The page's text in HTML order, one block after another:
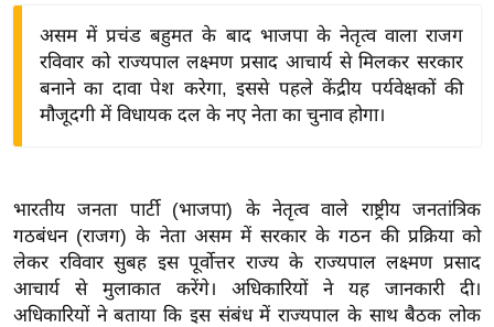
द्यो
वि
शे
ष
ज्ञ
असम में प्रचंड बहुमत के बाद भाजपा के नेतृत्व वाला राजग
रविवार को राज्यपाल लक्ष्मण प्रसाद आचार्य से मिलकर सरकार
बनाने का दावा पेश करेगा, इससे पहले केंद्रीय पर्यवेक्षकों की
मौजूदगी में विधायक दल के नए नेता का चुनाव होगा।
भारतीय जनता पार्टी (भाजपा) के नेतृत्व वाले राष्ट्रीय जनतांत्रिक
गठबंधन (राजग) के नेता असम में सरकार के गठन की प्रक्रिया को
लेकर रविवार सुबह इस पूर्वोत्तर राज्य के राज्यपाल लक्ष्मण प्रसाद
आचार्य से मुलाकात करेंगे। अधिकारियों ने यह जानकारी दी।
अधिकारियों ने बताया कि इस संबंध में राज्यपाल के साथ बैठक लोक